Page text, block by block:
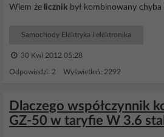
Wiem że licznik był kombinowany chyba
Samochody Elektryka i elektronika
30 Kwi 2012 05:28
Odpowiedzi: 2 Wyświetleń: 2292
Dlaczego współczynnik
GZ-50 w taryfie W 3.6